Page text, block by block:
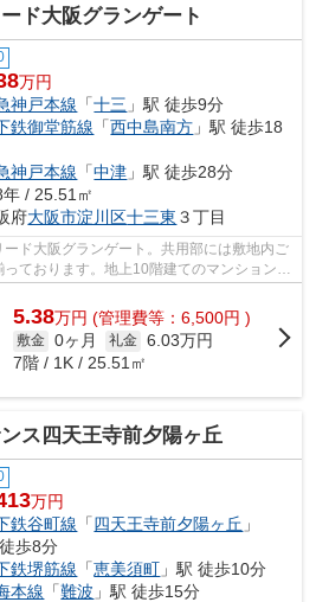
ド大阪グランゲート
万円
神戸本線 「十三 」駅 徒歩9分
鉄御堂筋線 「西中島南方 」駅 徒歩18
神戸本線 「中津 」駅 徒歩28分
年 / 25.51㎡
府大阪市淀川区十三東 ３丁目
ド大阪グランゲート。共用部には敷地内ご
ております。地上10階建てのマンション。
。とて...
5.38万円 (管理費等：6,500円 )
敷金 0ヶ月 礼金 6.03万円
7階 / 1K / 25.51㎡
ス四天王寺前夕陽ヶ丘
万円
鉄谷町線 「四天王寺前夕陽ヶ丘 」
歩8分
鉄堺筋線 「恵美須町 」駅 徒歩10分
本線 「難波 」駅 徒歩15分